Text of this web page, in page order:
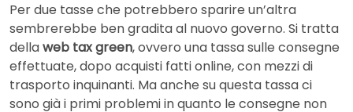
Per due tasse che potrebbero sparire un’altra
sembrerebbe ben gradita al nuovo governo. Si tratta
dellaweb tax green, ovvero una tassa sulle consegne
effettuate, dopo acquisti fatti online, con mezzi di
trasporto inquinanti. Ma anche su questa tassa ci
sono già i primi problemi in quanto le consegne non